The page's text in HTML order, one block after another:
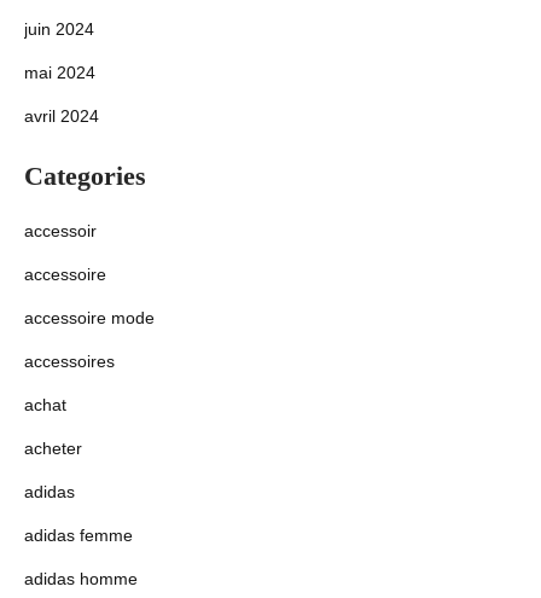
juin 2024
mai 2024
avril 2024
Categories
accessoir
accessoire
accessoire mode
accessoires
achat
acheter
adidas
adidas femme
adidas homme